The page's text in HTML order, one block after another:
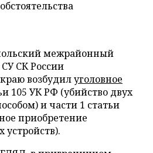
межрайонный
СК России
возбудилуголовное
105 УК РФ (убийство двух
и части 1 статьи
приобретение